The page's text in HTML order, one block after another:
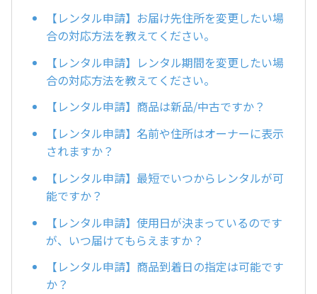
【レンタル申請】お届け先住所を変更したい場
合の対応方法を教えてください。
【レンタル申請】レンタル期間を変更したい場
合の対応方法を教えてください。
【レンタル申請】商品は新品/中古ですか？
【レンタル申請】名前や住所はオーナーに表示
されますか？
【レンタル申請】最短でいつからレンタルが可
能ですか？
【レンタル申請】使用日が決まっているのです
が、いつ届けてもらえますか？
【レンタル申請】商品到着日の指定は可能です
か？